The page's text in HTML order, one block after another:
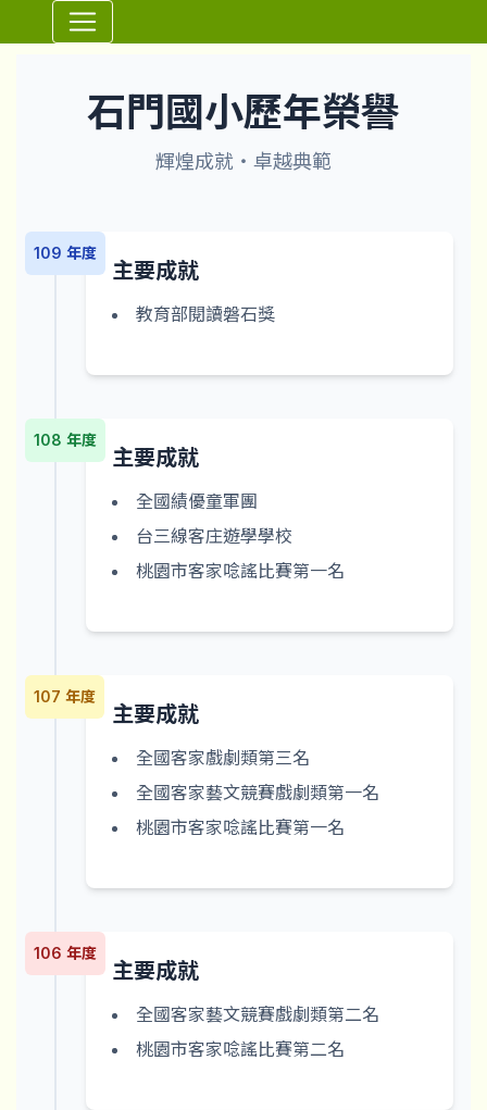
⏸
石門國小歷年榮譽
輝煌成就・卓越典範
109 年度
主要成就
教育部閱讀磐石獎
108 年度
主要成就
全國績優童軍團
台三線客庄遊學學校
桃園市客家唸謠比賽第一名
107 年度
主要成就
全國客家戲劇類第三名
全國客家藝文競賽戲劇類第一名
桃園市客家唸謠比賽第一名
106 年度
主要成就
全國客家藝文競賽戲劇類第二名
桃園市客家唸謠比賽第二名